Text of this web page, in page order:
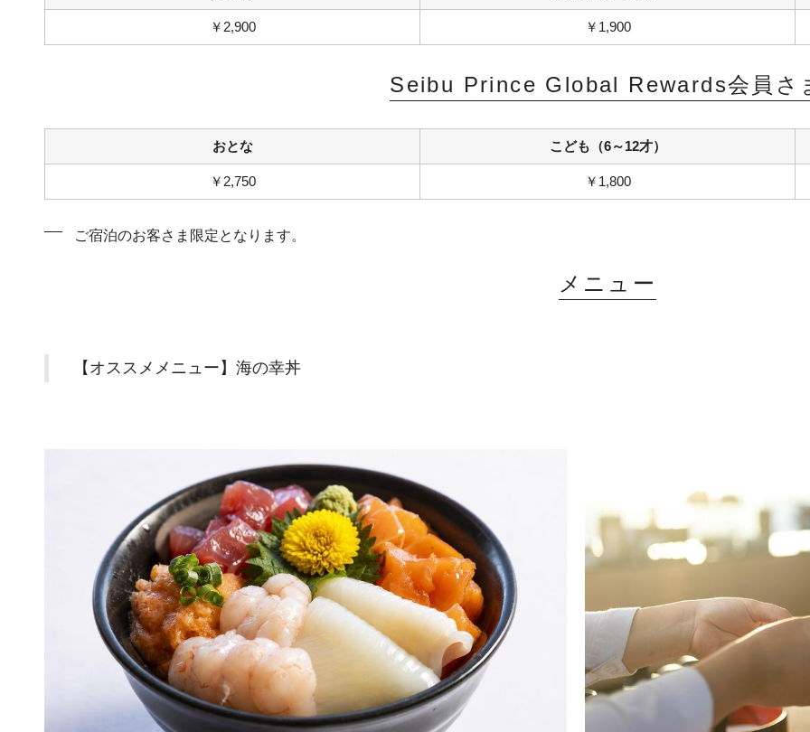
￥2,900 ￥1,900
Seibu Prince Global Rewards会員さ
おとな こども（6～12才）
￥2,750 ￥1,800
ご宿泊のお客さま限定となります。
メニュー
【オススメメニュー】海の幸丼